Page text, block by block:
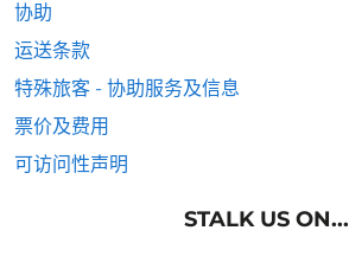
协助
运送条款
特殊旅客 - 协助服务及信息
票价及费用
可访问性声明
STALK US ON...